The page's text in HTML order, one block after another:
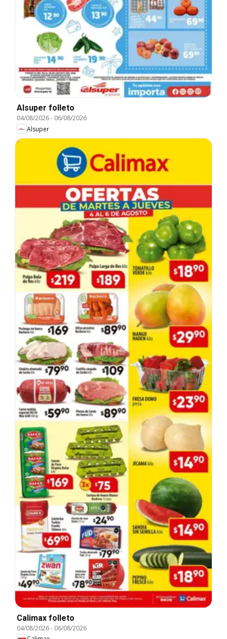
Alsuper folleto
04/08/2026- 06/08/2026
Alsuper
Calimax folleto
04/08/2026- 06/08/2026